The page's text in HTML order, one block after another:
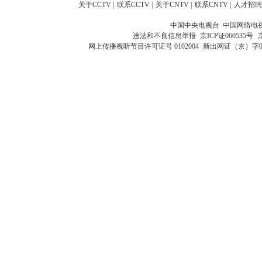
关于CCTV 联系CCTV 关于CNTV 联系CNTV 人才招聘
中国中央电视台 中国网络电
违法和不良信息举报 京ICP证060535号
网上传播视听节目许可证号 0102004 新出网证（京）